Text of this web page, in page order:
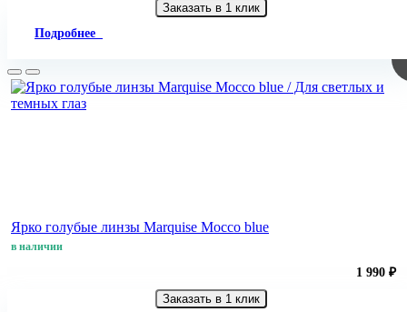
Заказать в 1 клик
Подробнее
Ярко голубые линзы Marquise Mocco blue
в наличии
1 990 ₽
Заказать в 1 клик